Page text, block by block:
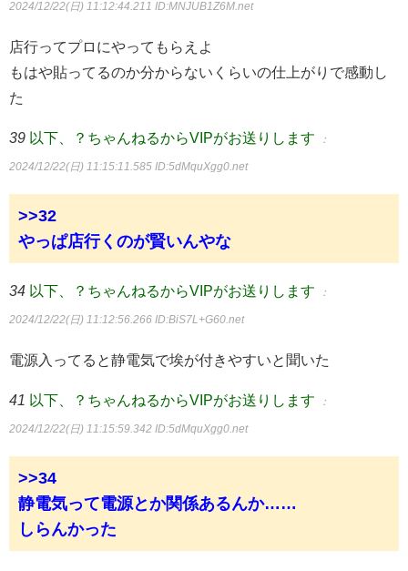
2024/12/22(日) 11:12:44.211 ID:MNJUB1Z6M.net
店行ってプロにやってもらえよ
もはや貼ってるのか分からないくらいの仕上がりで感動し
た
39 以下、？ちゃんねるからVIPがお送りします ：
2024/12/22(日) 11:15:11.585 ID:5dMquXgg0.net
>>32
やっぱ店行くのが賢いんやな
34 以下、？ちゃんねるからVIPがお送りします ：
2024/12/22(日) 11:12:56.266 ID:BiS7L+G60.net
電源入ってると静電気で埃が付きやすいと聞いた
41 以下、？ちゃんねるからVIPがお送りします ：
2024/12/22(日) 11:15:59.342 ID:5dMquXgg0.net
>>34
静電気って電源とか関係あるんか……
しらんかった